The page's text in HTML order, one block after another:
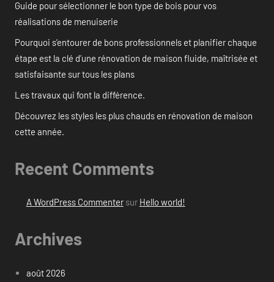
Guide pour sélectionner le bon type de bois pour vos
réalisations de menuiserie
Pourquoi s’entourer de bons professionnels et planifier chaque
étape est la clé d’une rénovation de maison fluide, maîtrisée et
satisfaisante sur tous les plans
Les travaux qui font la différence.
Découvrez les styles les plus chauds en rénovation de maison
cette année.
Recent Comments
A WordPress Commentersur Hello world!
Archives
août 2026